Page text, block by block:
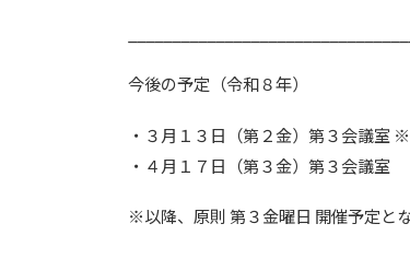
今後の予定（令和８年）
・３月１３日（第２金）第３会議室
・４月１７日（第３金）第３会議室
※以降、原則 第３金曜日 開催予定とな